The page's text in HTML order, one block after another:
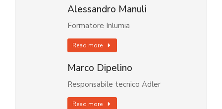
Alessandro Manuli
Formatore Inlumia
Read more
Marco Dipelino
Responsabile tecnico Adler
Read more